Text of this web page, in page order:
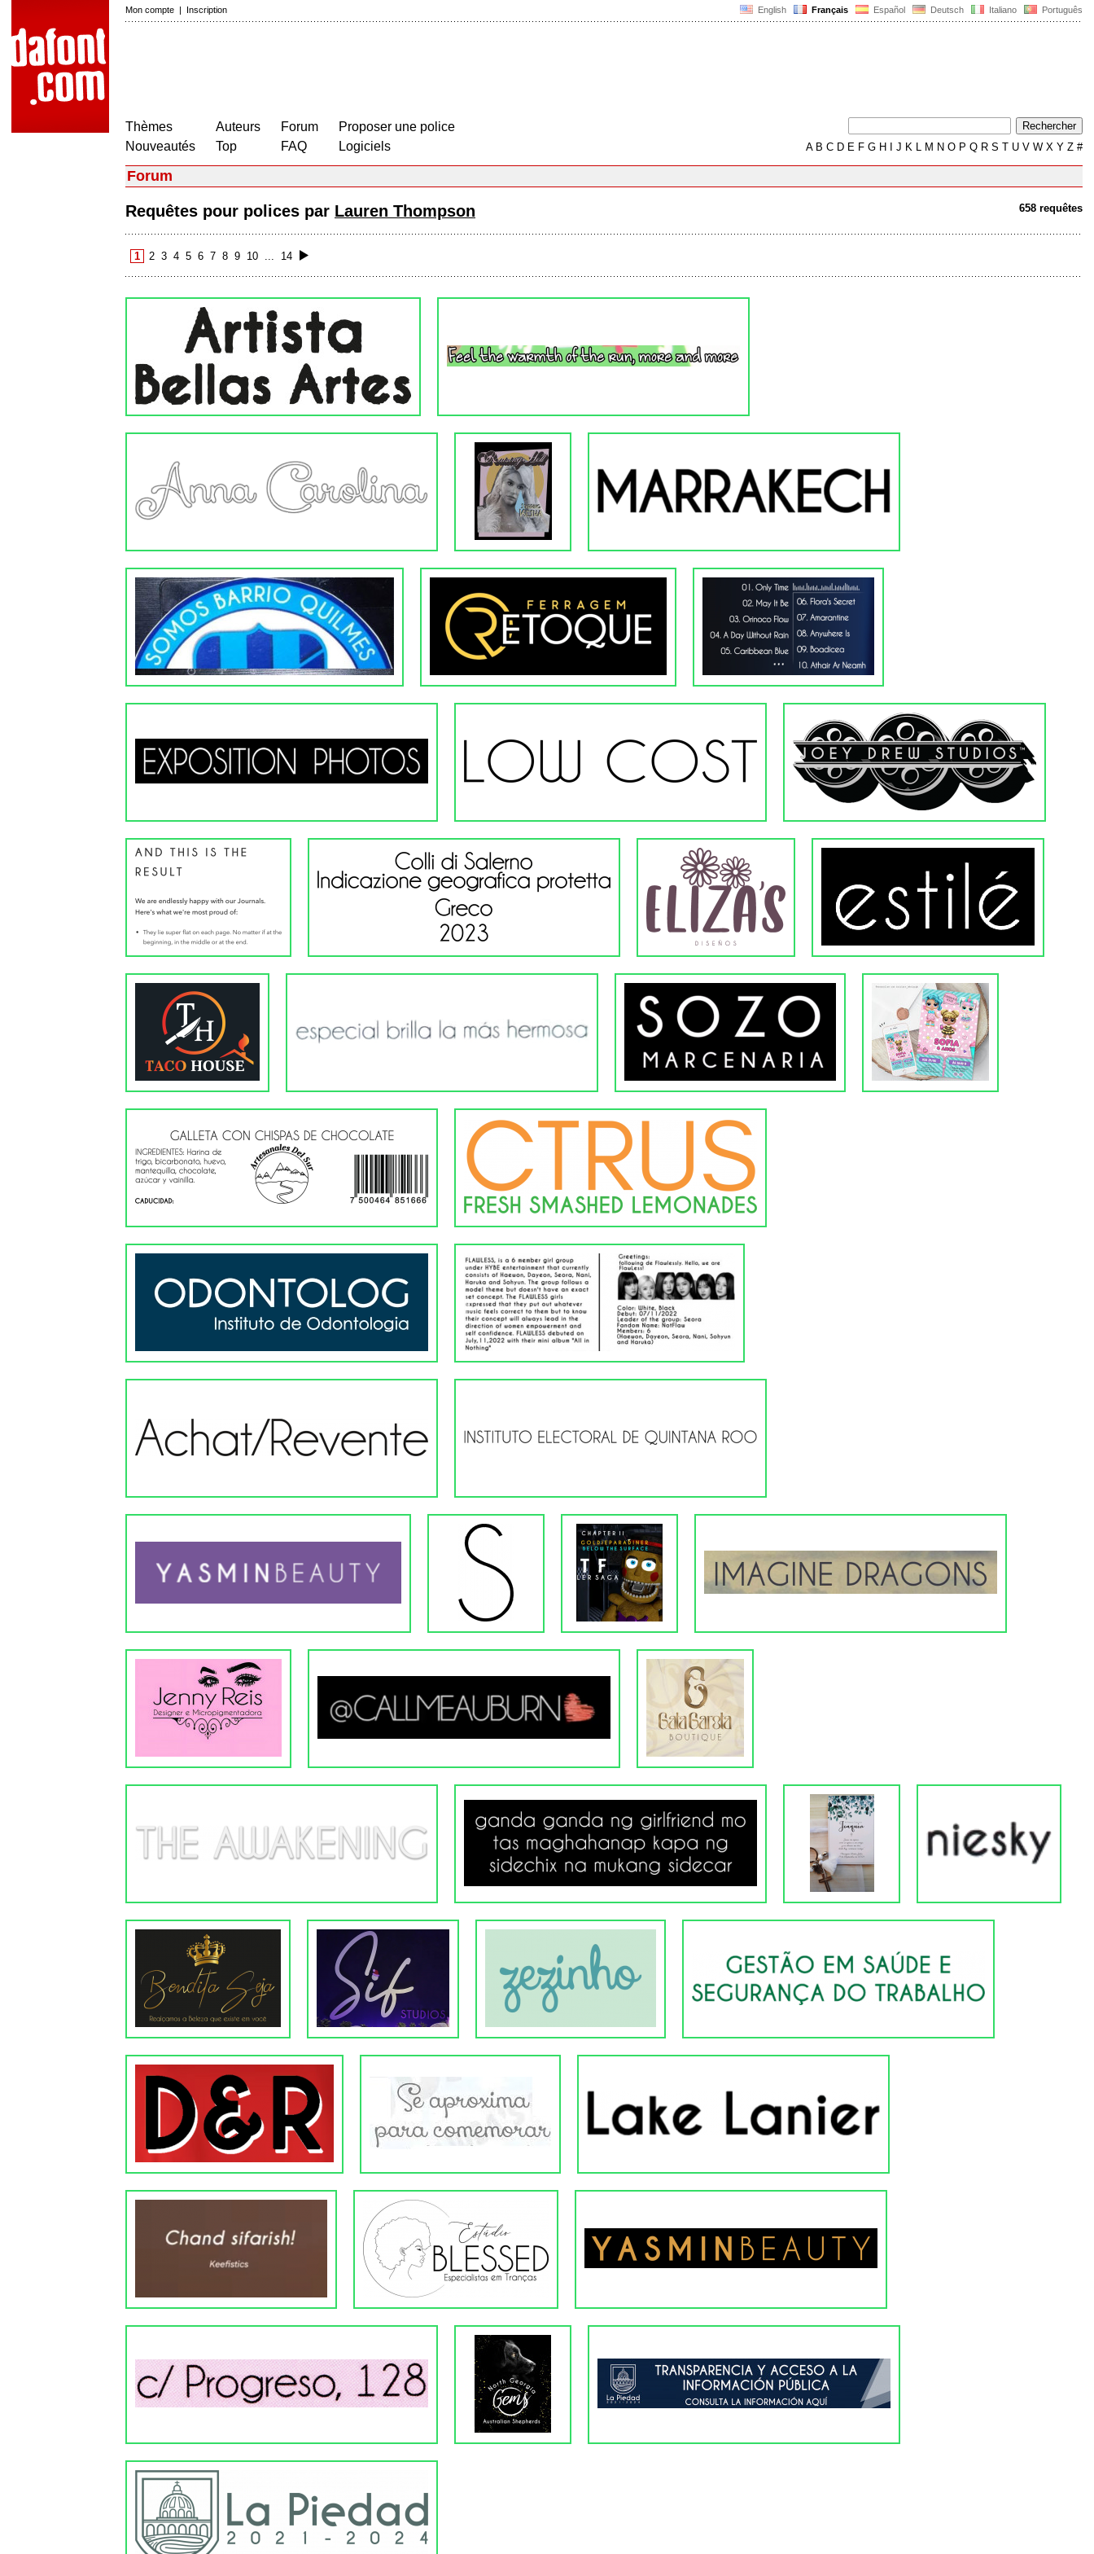
English Français Español Deutsch Italiano Português
Mon compte | Inscription
Thèmes
Nouveautés
Auteurs
Top
Forum
FAQ
Proposer une police
Logiciels
AB C D E F G H J K L M N O P Q R S T U V W X Y Z #
Forum
658 requêtes
Requêtes pour polices par Lauren Thompson
1 2 3 4 5 6 7 8 9 10 ... 14